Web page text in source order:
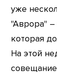
уже
"Аврора"
которая
На этой